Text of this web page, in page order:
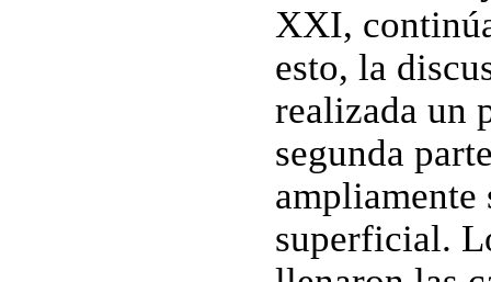
XXI,
esto, la
realizada un
segunda
ampliamente
superficial.